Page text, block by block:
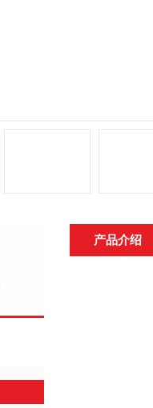
产品介绍